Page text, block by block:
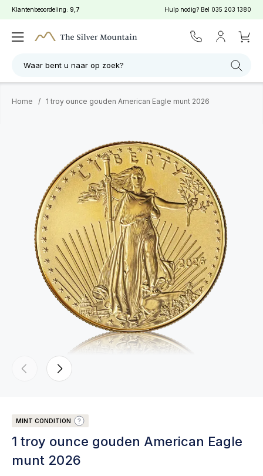
Klantenbeoordeling: 9,7 Hulp nodig? Bel 035 203 1380
Waar bent u naar op zoek?
Home / 1 troy ounce gouden American Eagle munt 2026
MINT CONDITION
1 troy ounce gouden American Eagle
munt 2026